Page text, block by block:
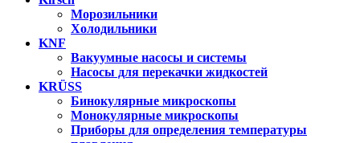
Морозильники
Холодильники
KNF
Вакуумные насосы и системы
Насосы для перекачки жидкостей
KRÜSS
Бинокулярные микроскопы
Монокулярные микроскопы
Приборы для определения температуры